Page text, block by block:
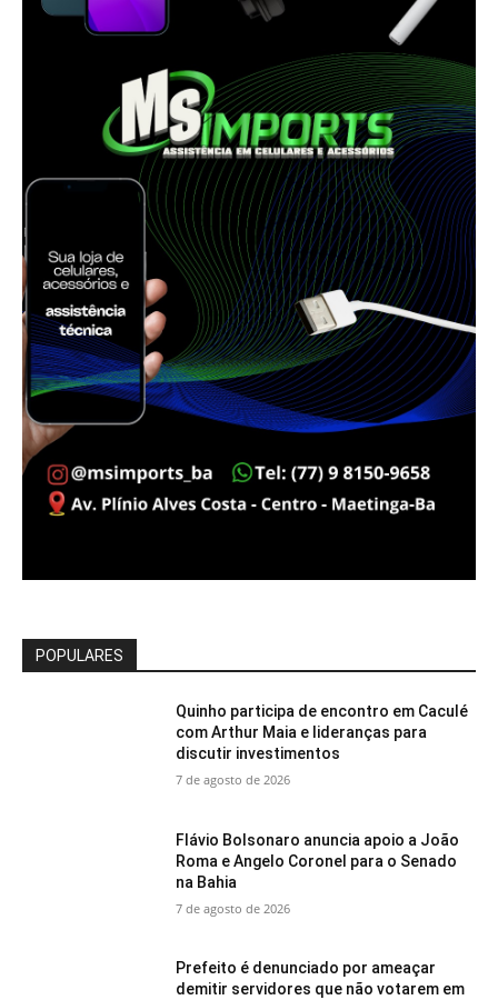
POPULARES
Quinho participa de encontro em Caculé
com Arthur Maia e lideranças para
discutir investimentos
7 de agosto de 2026
Flávio Bolsonaro anuncia apoio a João
Roma e Angelo Coronel para o Senado
na Bahia
7 de agosto de 2026
Prefeito é denunciado por ameaçar
demitir servidores que não votarem em